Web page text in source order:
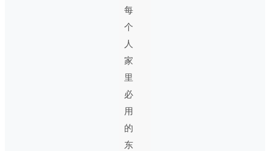
每
个
人
家
里
必
用
的
东